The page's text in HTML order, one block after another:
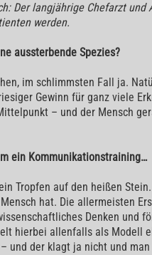
Der langjährige Chefarzt
werden.
aussterbende Spezies?
im schlimmsten Fall ja.
Gewinn für ganz viele
– und der Mensch
ein Kommunikationstraining…
Tropfen auf den heißen
hat. Die allermeisten
Denken und
hierbei allenfalls als Modell
und der klagt ja nicht und